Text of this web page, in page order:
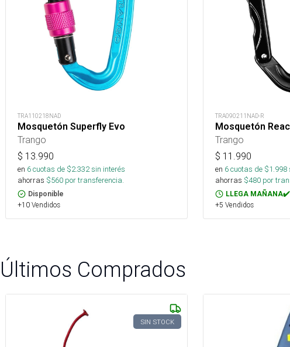
TRA110218NAD
Mosquetón Superfly Evo
Trango
$ 13.990
en 6cuotas de $2.332sin interés
ahorras $560 por transferencia.
Disponible
+10 Vendidos
TRA090211NAD-R
Mosquetón
Trango
$ 11.990
en 6cuotas de $1.998
ahorras $480 por
LLEGA
+5 Vendidos
Últimos Comprados
SIN STOCK